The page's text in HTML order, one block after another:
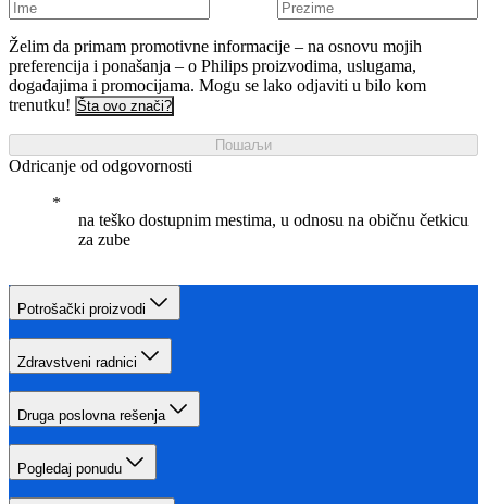
Želim da primam promotivne informacije – na osnovu mojih
preferencija i ponašanja – o Philips proizvodima, uslugama,
događajima i promocijama. Mogu se lako odjaviti u bilo kom
trenutku! Šta ovo znači?
Пошаљи
Odricanje od odgovornosti
na teško dostupnim mestima, u odnosu na običnu četkicu
za zube
Potrošački proizvodi
Zdravstveni radnici
Druga poslovna rešenja
Pogledaj ponudu